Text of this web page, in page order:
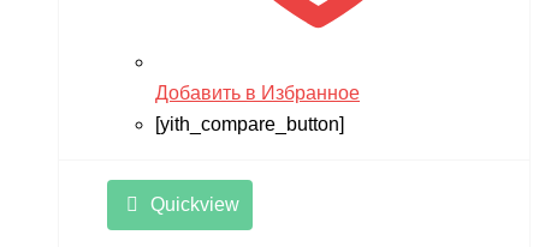
Добавить в Избранное
[yith_compare_button]
Quickview